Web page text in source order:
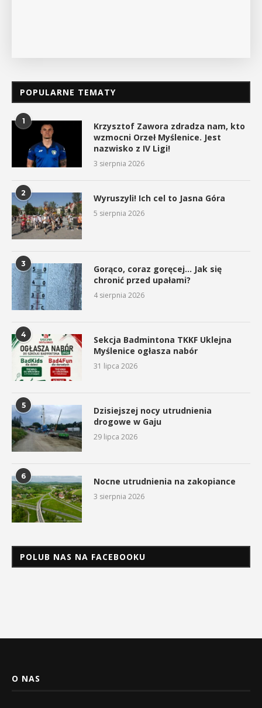
POPULARNE TEMATY
1
Krzysztof Zawora zdradza nam, kto
wzmocni Orzeł Myślenice. Jest
nazwisko z IV Ligi!
3 sierpnia 2026
2 Wyruszyli! Ich cel to Jasna Góra
5 sierpnia 2026
3
Gorąco, coraz goręcej… Jak się
chronić przed upałami?
4 sierpnia 2026
4
Sekcja Badmintona TKKF Uklejna
Myślenice ogłasza nabór
31 lipca 2026
5
Dzisiejszej nocy utrudnienia
drogowe w Gaju
29 lipca 2026
6 Nocne utrudnienia na zakopiance
3 sierpnia 2026
POLUB NAS NA FACEBOOKU
O NAS